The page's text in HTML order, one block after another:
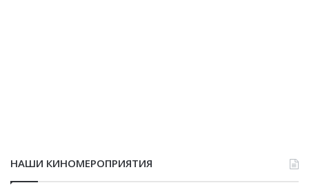
НАШИ КИНОМЕРОПРИЯТИЯ